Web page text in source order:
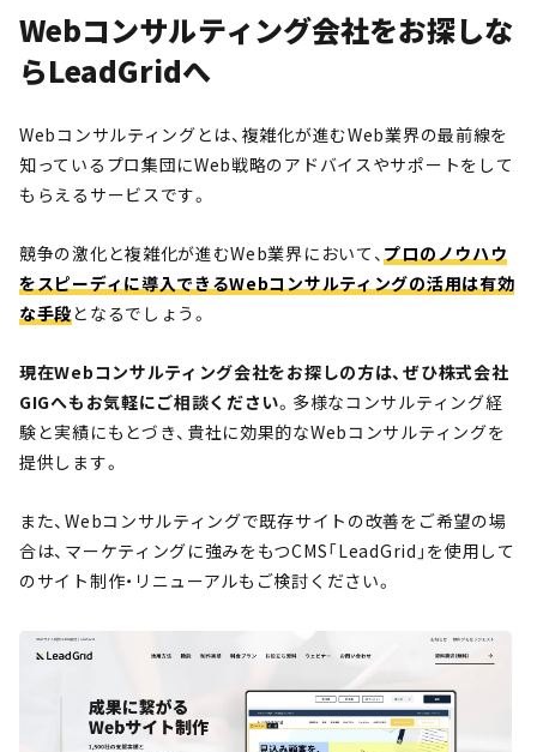
Webコンサルティング会社をお探しな
らLeadGridへ
Webコンサルティングとは、複雑化が進むWeb業界の最前線を
知っているプロ集団にWeb戦略のアドバイスやサポートをして
もらえるサービスです。
競争の激化と複雑化が進むWeb業界において、 プロのノウハウ
をスピーディに導入できるWebコンサルティングの活用は有効
な手段となるでしょう。
現在Webコンサルティング会社をお探しの方は、ぜひ株式会社
GIGへもお気軽にご相談ください。多様なコンサルティング経
験と実績にもとづき、貴社に効果的なWebコンサルティングを
提供します。
また、Webコンサルティングで既存サイトの改善をご希望の場
合は、マーケティングに強みをもつCMS「LeadGrid」を使用して
のサイト制作・リニューアルもご検討ください。